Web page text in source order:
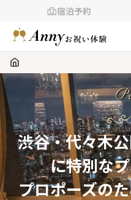
宿泊予約
お気に入り
プランの
お気に
閲覧履歴
閲覧
過去に見たお店
10件を超えると、
渋谷・代々木
に特別なプ
プロポーズの